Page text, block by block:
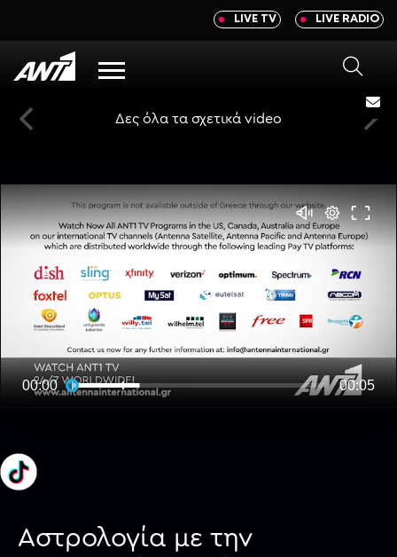
περιεχόμενο
LIVE TV LIVE RADIO
Δες όλα τα σχετικά video
00:00 00:05
Αστρολογία με την